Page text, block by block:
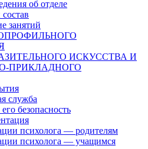
об отделе
занятий
ИСКУССТВА И
ПРИКЛАДНОГО
служба
безопасность
психолога — родителям
психолога — учащимся